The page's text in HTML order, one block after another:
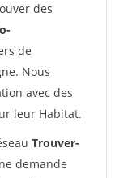
des
de
Nous
avec des
leur Habitat.
Trouver-
demande